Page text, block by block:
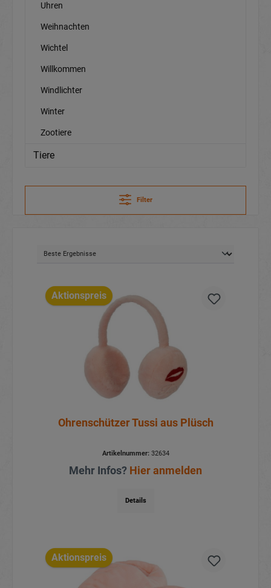
Uhren
Weihnachten
Wichtel
Willkommen
Windlichter
Winter
Zootiere
Tiere
Filter
Aktionspreis
Ohrenschützer Tussi aus Plüsch
Artikelnummer:32634
Mehr Infos? Hier anmelden
Details
Aktionspreis